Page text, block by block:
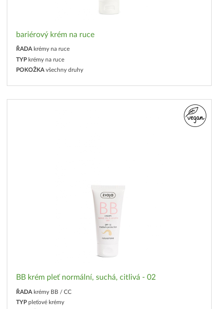
bariérový krém na ruce
ŘADA krémy na ruce
TYP krémy na ruce
POKOŽKA všechny druhy
BB krém pleť normální, suchá, citlivá - 02
ŘADA krémy BB / CC
TYP pleťové krémy